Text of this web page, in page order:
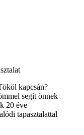
kapcsán?
segít önnek
20 éve
tapasztalattal